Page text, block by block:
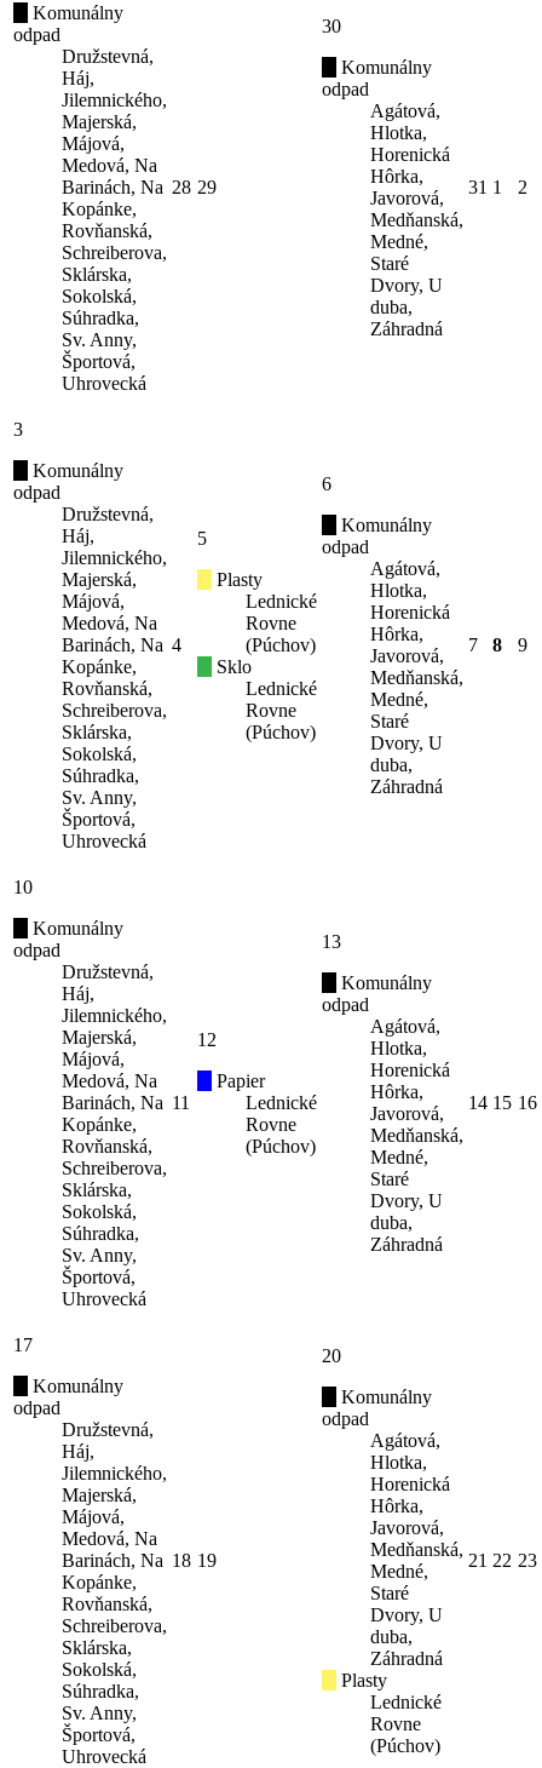
Komunálny
odpad
Družstevná,
Háj,
Jilemnického,
Majerská,
Májová,
Medová, Na
Barinách, Na
Kopánke,
Rovňanská,
Schreiberova,
Sklárska,
Sokolská,
Súhradka,
Sv. Anny,
Športová,
Uhrovecká
28 29
30
Komunálny
odpad
Agátová,
Hlotka,
Horenická
Hôrka,
Javorová,
Medňanská,
Medné,
Staré
Dvory, U
duba,
Záhradná
31 1 2
3
Komunálny
odpad
Družstevná,
Háj,
Jilemnického,
Majerská,
Májová,
Medová, Na
Barinách, Na
Kopánke,
Rovňanská,
Schreiberova,
Sklárska,
Sokolská,
Súhradka,
Sv. Anny,
Športová,
Uhrovecká
4
5
Plasty
Lednické
Rovne
(Púchov)
Sklo
Lednické
Rovne
(Púchov)
6
Komunálny
odpad
Agátová,
Hlotka,
Horenická
Hôrka,
Javorová,
Medňanská,
Medné,
Staré
Dvory, U
duba,
Záhradná
7 8 9
10
Komunálny
odpad
Družstevná,
Háj,
Jilemnického,
Majerská,
Májová,
Medová, Na
Barinách, Na
Kopánke,
Rovňanská,
Schreiberova,
Sklárska,
Sokolská,
Súhradka,
Sv. Anny,
Športová,
Uhrovecká
11
12
Papier
Lednické
Rovne
(Púchov)
13
Komunálny
odpad
Agátová,
Hlotka,
Horenická
Hôrka,
Javorová,
Medňanská,
Medné,
Staré
Dvory, U
duba,
Záhradná
14 15 16
17
Komunálny
odpad
Družstevná,
Háj,
Jilemnického,
Majerská,
Májová,
Medová, Na
Barinách, Na
Kopánke,
Rovňanská,
Schreiberova,
Sklárska,
Sokolská,
Súhradka,
Sv. Anny,
Športová,
Uhrovecká
18 19
20
Komunálny
odpad
Agátová,
Hlotka,
Horenická
Hôrka,
Javorová,
Medňanská,
Medné,
Staré
Dvory, U
duba,
Záhradná
Plasty
Lednické
Rovne
(Púchov)
21 22 23